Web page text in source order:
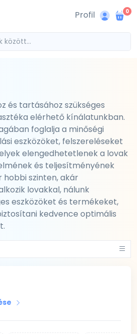
Profil 0
és tartásához szükséges
elérhető kínálatunkban.
foglalja a minőségi
eszközöket, felszereléseket
elengedhetetlenek a lovak
és teljesítményének
szinten, akár
lovakkal, nálunk
eszközöket és termékeket,
kedvence optimális